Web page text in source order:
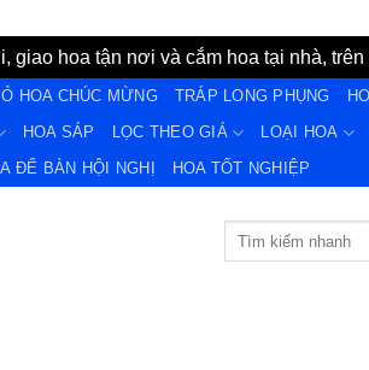
giao hoa tận nơi và cắm hoa tại nhà, trên
HOA CHÚC MỪNG TRÁP LONG PHỤNG
HOA SÁP LỌC THEO GIÁ LOẠI HOA
ĐỂ BÀN HỘI NGHỊ HOA TỐT NGHIỆP